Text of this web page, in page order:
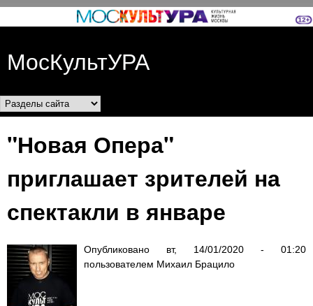
Перейти к основному
МосКультУРА
Разделы сайта
"Новая Опера"
приглашает зрителей на
спектакли в январе
Опубликовано вт, 14/01/2020 - 01:20
пользователем Михаил Брацило